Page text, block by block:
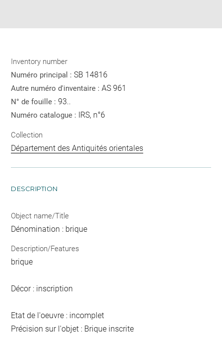
Inventory number
Numéro principal :SB 14816
Autre numéro d'inventaire :AS 961
N° de fouille :93..
Numéro catalogue : IRS, n°6
Collection
Département des Antiquités orientales
DESCRIPTION
Object name/Title
Dénomination : brique
Description/Features
brique
Décor : inscription
Etat de l'oeuvre : incomplet
Précision sur l'objet : Brique inscrite